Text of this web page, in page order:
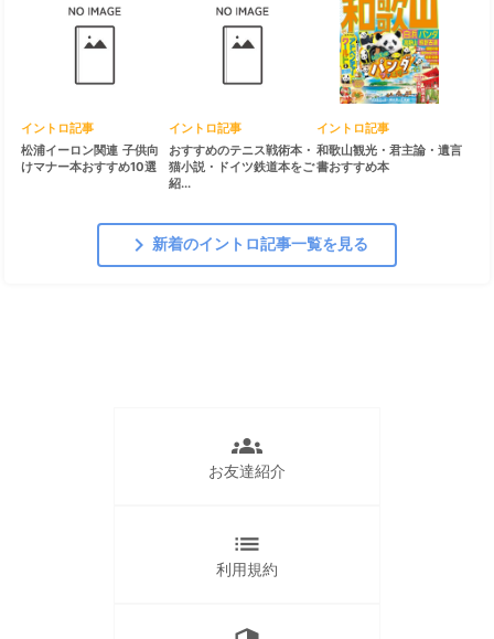
イントロ記事
松浦イーロン関連 子供向
けマナー本おすすめ10選
イントロ記事
おすすめのテニス戦術本・
猫小説・ドイツ鉄道本をご
紹...
イントロ記事
和歌山観光・君主論・遺言
書おすすめ本
chevron_right 新着のイントロ記事一覧を見る
groups
お友達紹介
list
利用規約